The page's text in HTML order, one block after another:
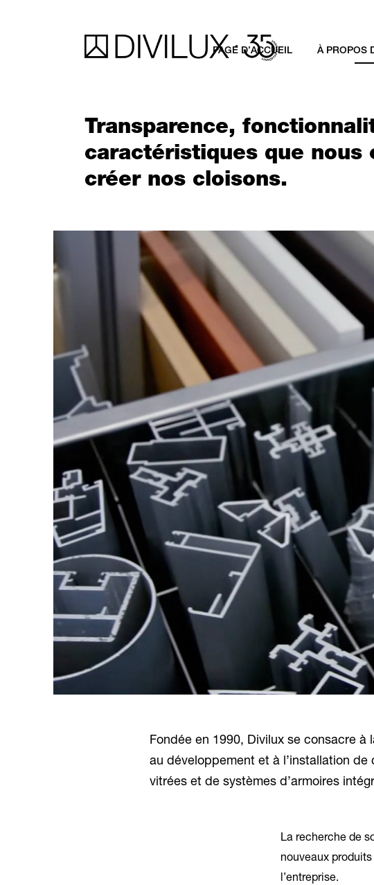
PAGE D’ACCUEIL À PROPOS
Transparence,
caractéristiques que nous
créer nos cloisons.
Fondée en 1990, Divilux se consacre à
au développement et à l’installation de
vitrées et de systèmes d’armoires
La recherche de
nouveaux
l’entreprise.